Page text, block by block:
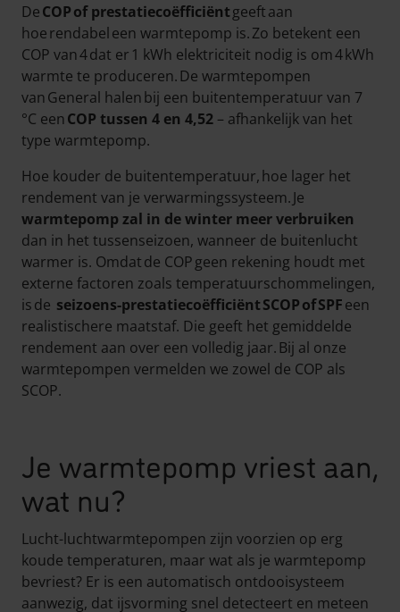
DeCOP of prestatiecoëfficiëntgeeft aan
hoe rendabel een warmtepomp is. Zo betekent een
COP van 4 dat er 1 kWh elektriciteit nodig is om 4 kWh
warmte te produceren. De warmtepompen
van General halen bij een buitentemperatuur van 7
°C eenCOP tussen 4 en 4,52 – afhankelijk van het
type warmtepomp.
Hoe kouder de buitentemperatuur, hoe lager het
rendement van je verwarmingssysteem. Je
warmtepomp zal in de winter meer verbruiken
dan in het tussenseizoen, wanneer de buitenlucht
warmer is. Omdat de COP geen rekening houdt met
externe factoren zoals temperatuurschommelingen,
is de seizoens-prestatiecoëfficiënt SCOP of SPFeen
realistischere maatstaf. Die geeft het gemiddelde
rendement aan over een volledig jaar. Bij al onze
warmtepompen vermelden we zowel de COP als
SCOP.
Je warmtepomp vriest aan,
wat nu?
Lucht-luchtwarmtepompen zijn voorzien op erg
koude temperaturen, maar wat als je warmtepomp
bevriest? Er is een automatisch ontdooisysteem
aanwezig, dat ijsvorming snel detecteert en meteen